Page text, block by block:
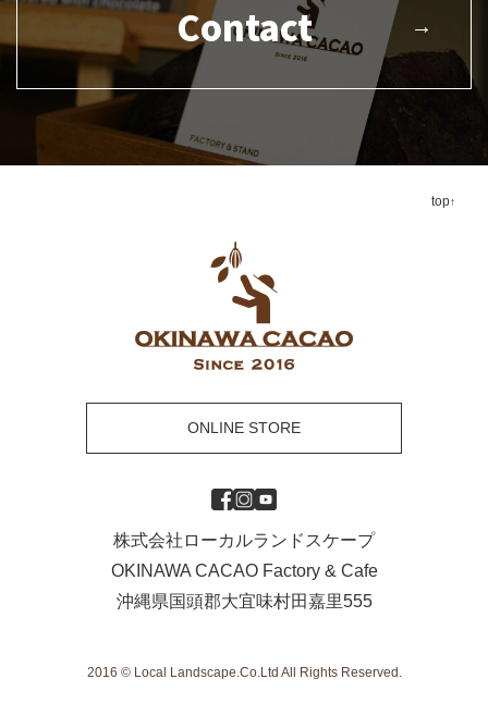
Contact
top
ONLINE STORE
株式会社ローカルランドスケープ
OKINAWA CACAO Factory & Cafe
沖縄県国頭郡大宜味村田嘉里555
2016 © Local Landscape.Co.Ltd All Rights Reserved.